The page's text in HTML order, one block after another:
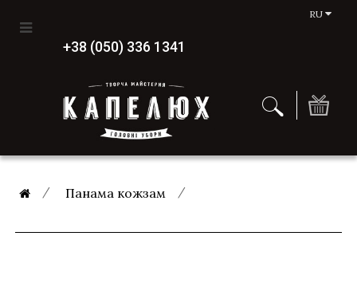
RU
+38 (050) 336 1341
Панама кожзам